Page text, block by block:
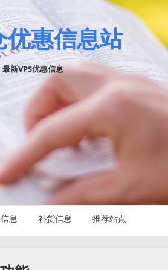
优惠信息站
最新VPS优惠信息
息 补货信息 推荐站点